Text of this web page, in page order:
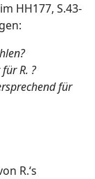
HH177, S.43-
R. ?
für
R.‘s